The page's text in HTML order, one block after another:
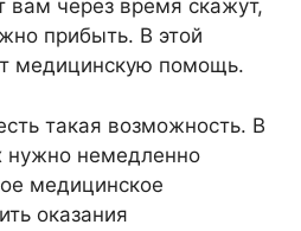
вам через время скажут,
прибыть. В этой
медицинскую помощь.
такая возможность. В
нужно немедленно
медицинское
оказания